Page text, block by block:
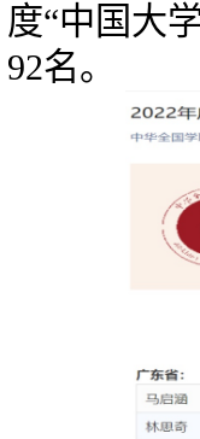
度“中国大
92名。